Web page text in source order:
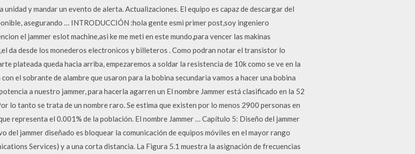
y mandar un evento de alerta. Actualizaciones. El equipo es capaz de descargar del
asegurando … INTRODUCCIÓN :hola gente esmi primer post,soy ingeniero
el jammer eslot machine,asi ke me meti en este mundo,para vencer las makinas
da desde los monederos electronicos y billeteros . Como podran notar el transistor lo
plateada queda hacia arriba, empezaremos a soldar la resistencia de 10k como se ve en la
el sobrante de alambre que usaron para la bobina secundaria vamos a hacer una bobina
a nuestro jammer, para hacerla agarren un El nombre Jammer está clasificado en la 52
lo tanto se trata de un nombre raro. Se estima que existen por lo menos 2900 personas en
representa el 0.001% de la población. El nombre Jammer … Capítulo 5: Diseño del jammer
del jammer diseñado es bloquear la comunicación de equipos móviles en el mayor rango
Services) y a una corta distancia. La Figura 5.1 muestra la asignación de frecuencias